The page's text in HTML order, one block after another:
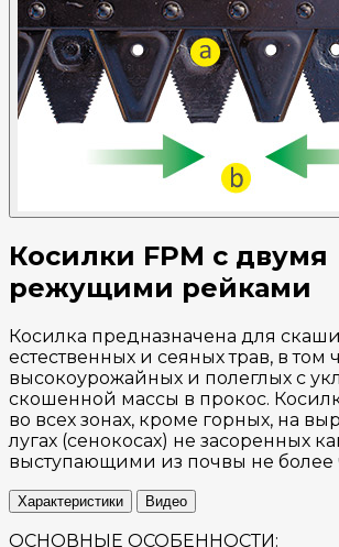
Косилки FPM с двумя
режущими рейками
Косилка предназначена для
естественных и сеяных трав, в том
высокоурожайных и полеглых с
скошенной массы в прокос.
во всех зонах, кроме горных, на
лугах (сенокосах) не засоренных
выступающими из почвы не более
Характеристики Видео
ОСНОВНЫЕ ОСОБЕННОСТИ: